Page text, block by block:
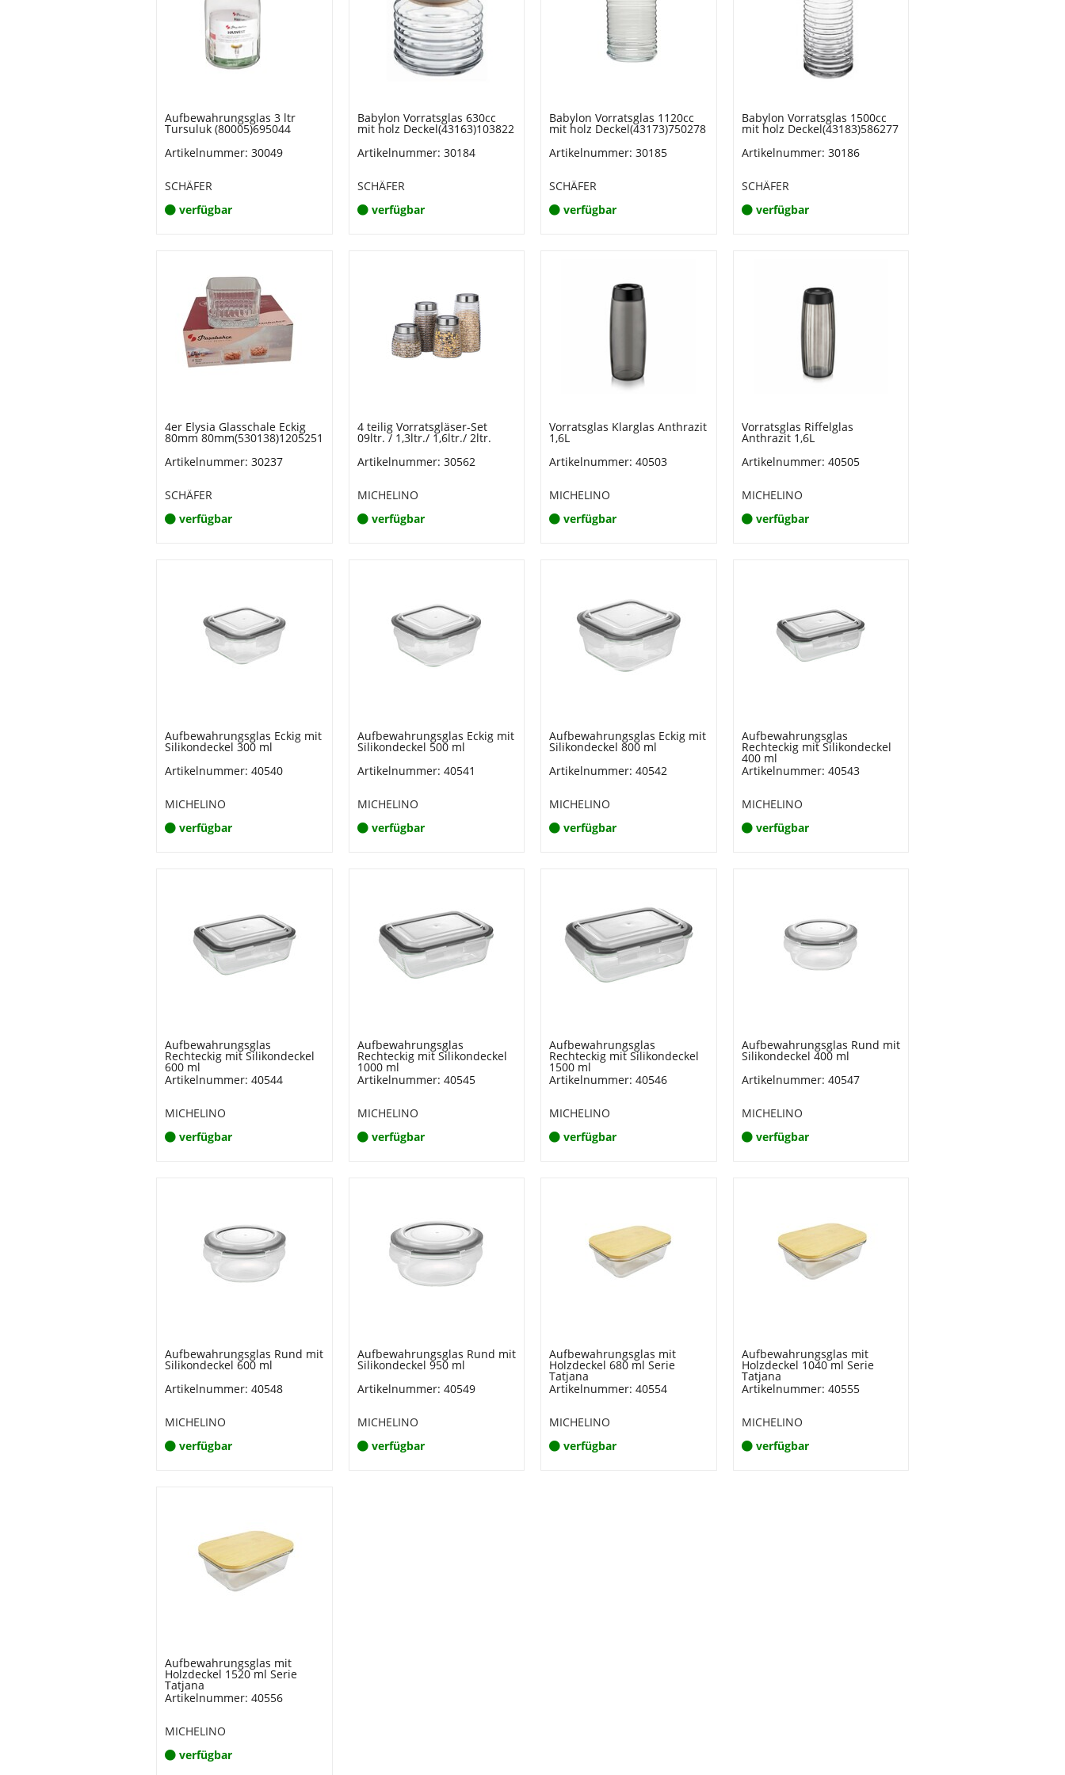
Aufbewahrungsglas 3 ltr
Tursuluk (80005)695044
Artikelnummer: 30049
SCHÄFER
verfügbar
Babylon Vorratsglas 630cc
mit holz Deckel(43163)103822
Artikelnummer: 30184
SCHÄFER
verfügbar
Babylon Vorratsglas 1120cc
mit holz Deckel(43173)750278
Artikelnummer: 30185
SCHÄFER
verfügbar
Babylon Vorratsglas 1500cc
mit holz Deckel(43183)586277
Artikelnummer: 30186
SCHÄFER
verfügbar
4er Elysia Glasschale Eckig
80mm 80mm(530138)1205251
Artikelnummer: 30237
SCHÄFER
verfügbar
4 teilig Vorratsgläser-Set
09ltr. / 1,3ltr./ 1,6ltr./ 2ltr.
Artikelnummer: 30562
MICHELINO
verfügbar
Vorratsglas Klarglas Anthrazit
1,6L
Artikelnummer: 40503
MICHELINO
verfügbar
Vorratsglas Riffelglas
Anthrazit 1,6L
Artikelnummer: 40505
MICHELINO
verfügbar
Aufbewahrungsglas Eckig mit
Silikondeckel 300 ml
Artikelnummer: 40540
MICHELINO
verfügbar
Aufbewahrungsglas Eckig mit
Silikondeckel 500 ml
Artikelnummer: 40541
MICHELINO
verfügbar
Aufbewahrungsglas Eckig mit
Silikondeckel 800 ml
Artikelnummer: 40542
MICHELINO
verfügbar
Aufbewahrungsglas
Rechteckig mit Silikondeckel
400 ml
Artikelnummer: 40543
MICHELINO
verfügbar
Aufbewahrungsglas
Rechteckig mit Silikondeckel
600 ml
Artikelnummer: 40544
MICHELINO
verfügbar
Aufbewahrungsglas
Rechteckig mit Silikondeckel
1000 ml
Artikelnummer: 40545
MICHELINO
verfügbar
Aufbewahrungsglas
Rechteckig mit Silikondeckel
1500 ml
Artikelnummer: 40546
MICHELINO
verfügbar
Aufbewahrungsglas Rund mit
Silikondeckel 400 ml
Artikelnummer: 40547
MICHELINO
verfügbar
Aufbewahrungsglas Rund mit
Silikondeckel 600 ml
Artikelnummer: 40548
MICHELINO
verfügbar
Aufbewahrungsglas Rund mit
Silikondeckel 950 ml
Artikelnummer: 40549
MICHELINO
verfügbar
Aufbewahrungsglas mit
Holzdeckel 680 ml Serie
Tatjana
Artikelnummer: 40554
MICHELINO
verfügbar
Aufbewahrungsglas mit
Holzdeckel 1040 ml Serie
Tatjana
Artikelnummer: 40555
MICHELINO
verfügbar
Aufbewahrungsglas mit
Holzdeckel 1520 ml Serie
Tatjana
Artikelnummer: 40556
MICHELINO
verfügbar